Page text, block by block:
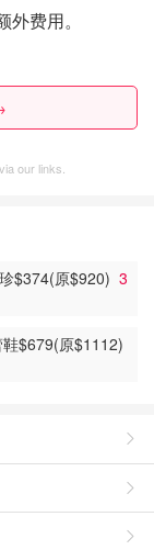
费用。
our links.
$374(原$920) 3
$679(原$1112)